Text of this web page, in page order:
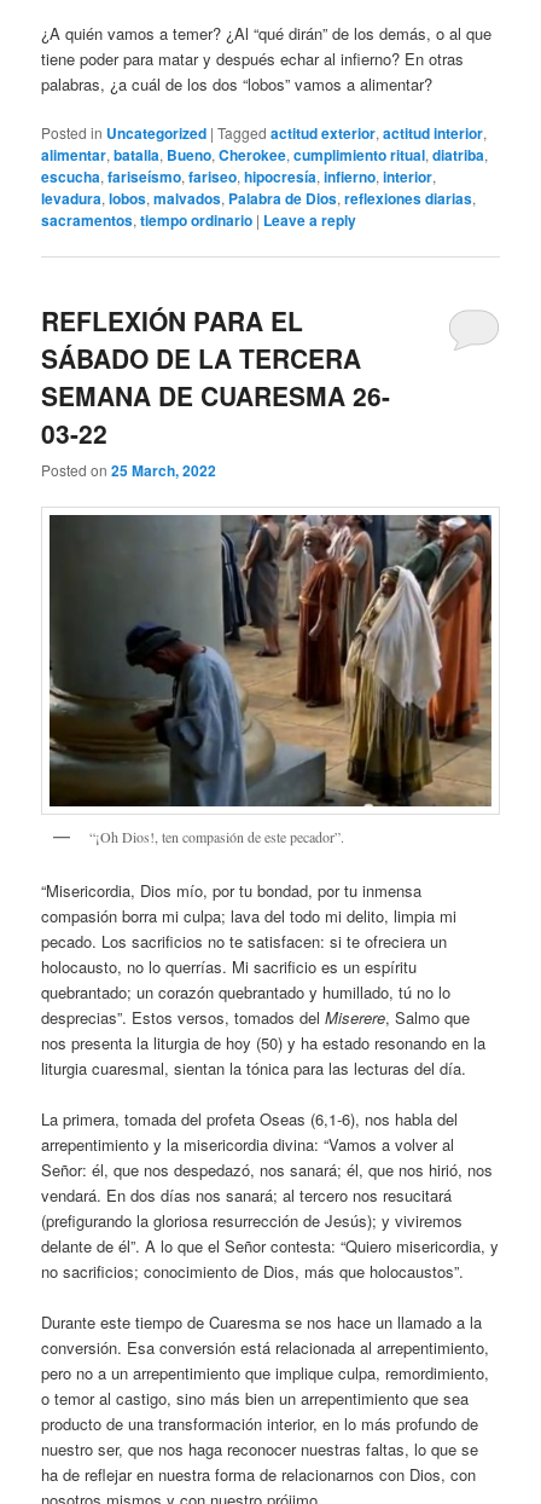
¿A quién vamos a temer? ¿Al “qué dirán” de los demás, o al que
tiene poder para matar y después echar al infierno? En otras
palabras, ¿a cuál de los dos “lobos” vamos a alimentar?
Posted in Uncategorized |Tagged actitud exterior,actitud interior,
alimentar,batalla, Bueno,Cherokee,cumplimiento ritual,diatriba,
escucha,fariseísmo,fariseo,hipocresía,infierno,interior,
levadura,lobos,malvados, Palabra de Dios,reflexiones diarias,
sacramentos,tiempo ordinario | Leave a reply
REFLEXIÓN PARA EL
SÁBADO DE LA TERCERA
SEMANA DE CUARESMA 26-
03-22
Posted on25 March, 2022
“¡Oh Dios!, ten compasión de este pecador”.
“Misericordia, Dios mío, por tu bondad, por tu inmensa
compasión borra mi culpa; lava del todo mi delito, limpia mi
pecado. Los sacrificios no te satisfacen: si te ofreciera un
holocausto, no lo querrías. Mi sacrificio es un espíritu
quebrantado; un corazón quebrantado y humillado, tú no lo
desprecias”. Estos versos, tomados delMiserere, Salmo que
nos presenta la liturgia de hoy (50) y ha estado resonando en la
liturgia cuaresmal, sientan la tónica para las lecturas del día.
La primera, tomada del profeta Oseas (6,1-6), nos habla del
arrepentimiento y la misericordia divina: “Vamos a volver al
Señor: él, que nos despedazó, nos sanará; él, que nos hirió, nos
vendará. En dos días nos sanará; al tercero nos resucitará
(prefigurando la gloriosa resurrección de Jesús); y viviremos
delante de él”. A lo que el Señor contesta: “Quiero misericordia, y
no sacrificios; conocimiento de Dios, más que holocaustos”.
Durante este tiempo de Cuaresma se nos hace un llamado a la
conversión. Esa conversión está relacionada al arrepentimiento,
pero no a un arrepentimiento que implique culpa, remordimiento,
o temor al castigo, sino más bien un arrepentimiento que sea
producto de una transformación interior, en lo más profundo de
nuestro ser, que nos haga reconocer nuestras faltas, lo que se
ha de reflejar en nuestra forma de relacionarnos con Dios, con